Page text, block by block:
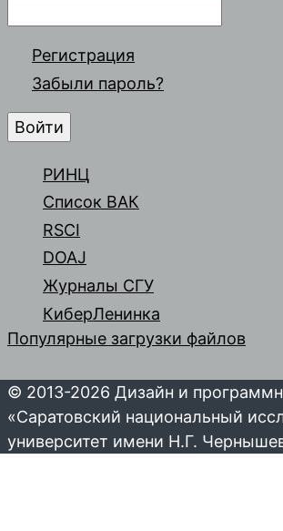
Регистрация
Забыли пароль?
РИНЦ
Список ВАК
RSCI
DOAJ
Журналы СГУ
КиберЛенинка
Популярные загрузки файлов
© 2013-2026 Дизайн и
«Саратовский национальный
университет имени Н.Г.